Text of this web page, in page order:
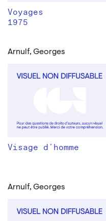
Voyages
1975
Arnulf, Georges
Visage d’homme
Arnulf, Georges